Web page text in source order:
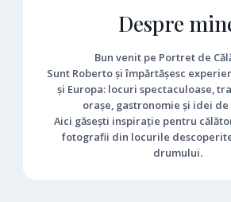
Despre
Bun venit pe Portret de
Sunt Roberto și împărtășesc
și Europa: locuri spectaculoase,
orașe, gastronomie și idei de
Aici găsești inspirație pentru
fotografii din locurile
drumului.